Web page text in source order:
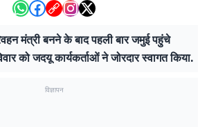
मंत्री बनने के बाद पहली बार जमुई पहुंचे
को जदयू कार्यकर्ताओं ने जोरदार स्वागत किया.
विज्ञापन